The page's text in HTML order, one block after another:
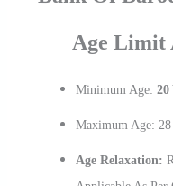
Age Limit
Minimum Age: 20
Maximum Age: 28
Age Relaxation: